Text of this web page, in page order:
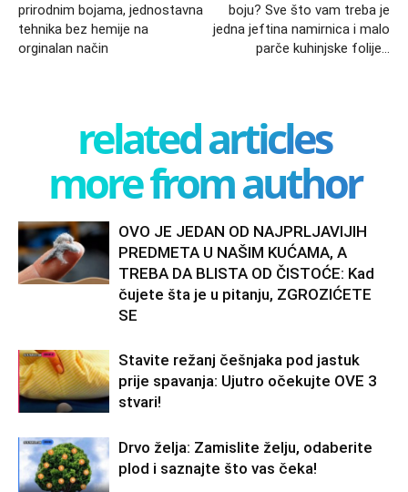
prirodnim bojama, jednostavna
tehnika bez hemije na
orginalan način
boju? Sve što vam treba je
jedna jeftina namirnica i malo
parče kuhinjske folije…
related articles
more from author
OVO JE JEDAN OD NAJPRLJAVIJIH
PREDMETA U NAŠIM KUĆAMA, A
TREBA DA BLISTA OD ČISTOĆE: Kad
čujete šta je u pitanju, ZGROZIĆETE
SE
Stavite režanj češnjaka pod jastuk
prije spavanja: Ujutro očekujte OVE 3
stvari!
Drvo želja: Zamislite želju, odaberite
plod i saznajte što vas čeka!